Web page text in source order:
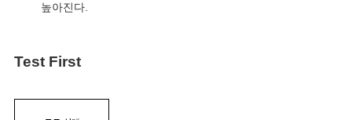
높아진다.
Test First